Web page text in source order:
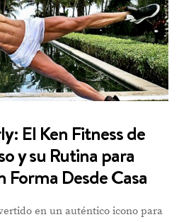
El Ken Fitness de
y su Rutina para
Forma Desde Casa
en un auténtico icono para